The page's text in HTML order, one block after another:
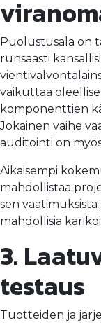
Puolustusala on
runsaasti
vaikuttaa
komponenttien
Jokainen vaihe
auditointi on
Aikaisempi
mahdollistaa
sen
mahdollisia
3.
testaus
Tuotteiden ja